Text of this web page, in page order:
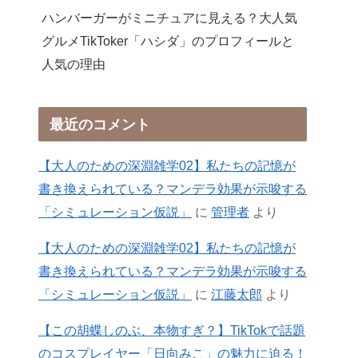
ハンバーガーがミニチュアに見える？大人気
グルメTikToker「ハシダ」のプロフィールと
人気の理由
最近のコメント
【大人のための深淵雑学02】私たちの記憶が
書き換えられている？マンデラ効果が示唆する
「シミュレーション仮説」
に 管理者 より
【大人のための深淵雑学02】私たちの記憶が
書き換えられている？マンデラ効果が示唆する
「シミュレーション仮説」
に 江藤太郎 より
【この胡蝶しのぶ、本物すぎ？】TikTokで話題
のコスプレイヤー「日向みこ」の魅力に迫る！